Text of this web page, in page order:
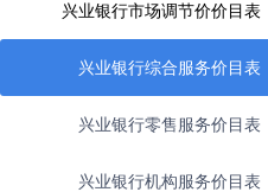
兴业银行市场调节价价目表
兴业银行综合服务价目表
兴业银行零售服务价目表
兴业银行机构服务价目表